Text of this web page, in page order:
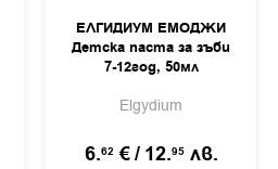
ЕЛГИДИУМ ЕМОДЖИ
Детска паста за зъби
7-12год, 50мл
Elgydium
6.62 €/ 12.95 лв.